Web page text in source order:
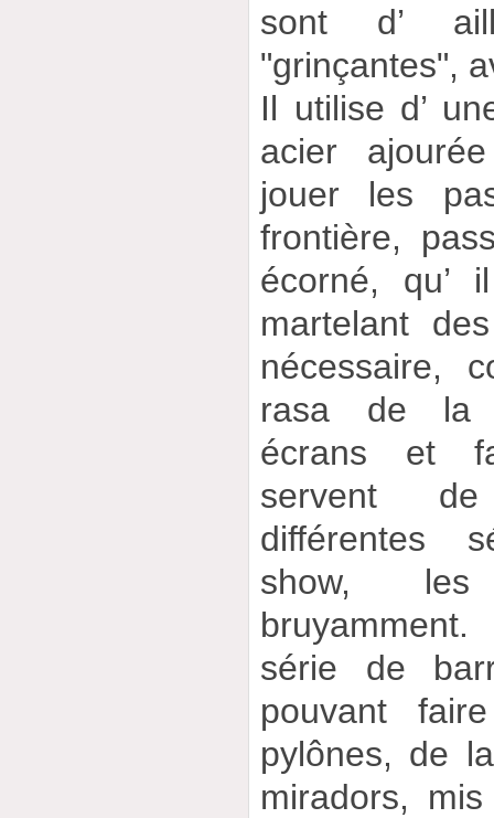
sont d’
"grinçantes",
Il utilise d’
acier
jouer les
frontière,
écorné,
martelant
nécessaire,
rasa de la
écrans et
servent
différentes
show,
série de
pouvant
pylônes, de
miradors,